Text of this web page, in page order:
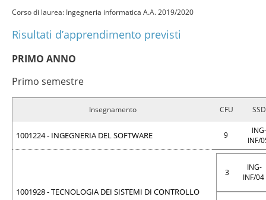
Corso di laurea: Ingegneria informatica A.A. 2019/2020
Risultati d’apprendimento previsti
PRIMO ANNO
Primo semestre
Insegnamento CFU SSD
1001224 - INGEGNERIA DEL SOFTWARE 9
ING-
INF/
1001928 - TECNOLOGIA DEI SISTEMI DI CONTROLLO
3
ING-
INF/04